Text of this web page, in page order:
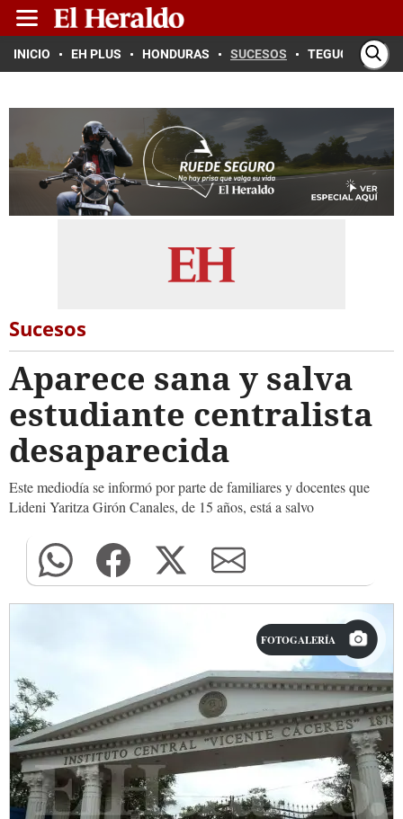
INICIO EH PLUS HONDURAS SUCESOS TEGUCIGALPA
Sucesos
Aparece sana y salva
estudiante centralista
desaparecida
Este mediodía se informó por parte de familiares y docentes que
Lideni Yaritza Girón Canales, de 15 años, está a salvo
FOTOGALERÍA